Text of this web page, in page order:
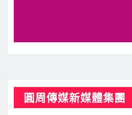
圓周傳媒新媒體集團